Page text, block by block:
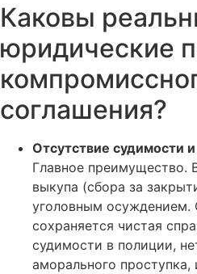
Каковы
юридические
соглашения?
Отсутствие судимости
Главное преимущество.
выкупа (сбора за
уголовным осуждением.
сохраняется чистая
судимости в полиции,
аморального